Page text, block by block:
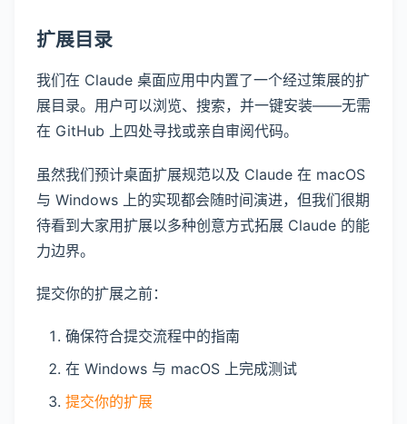
扩展目录
我们在 Claude 桌面应用中内置了一个经过策展的扩
展目录。用户可以浏览、搜索，并一键安装——无需
在 GitHub 上四处寻找或亲自审阅代码。
虽然我们预计桌面扩展规范以及 Claude 在 macOS
与 Windows 上的实现都会随时间演进，但我们很期
待看到大家用扩展以多种创意方式拓展 Claude 的能
力边界。
提交你的扩展之前：
确保符合提交流程中的指南
在 Windows 与 macOS 上完成测试
提交你的扩展